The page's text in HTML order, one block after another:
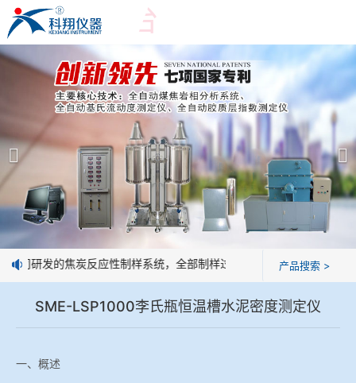
爱游戏平台
爱游戏平台
产品展示 ＞
爱游戏平台-爱游戏（中国）一站式服务平台
焦化行业检测及优化配煤设备
球团矿/烧结矿/块矿高温冶金性能检测系统
烧结/球团优化配矿研究设备
高炉配吹煤检测设备
冶金渣、保护渣等高温物性检测设备
公司简介
爱游戏平台
企业业绩
技术交流
视频观赏
公司研发的焦炭反应性制样系统，全部制样过程机械化操作，没有人
产品搜索 >
SME-LSP1000李氏瓶恒温槽水泥密度测定仪
一、概述